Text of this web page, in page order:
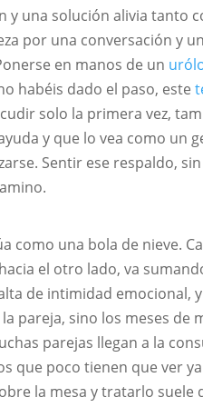
y una solución alivia tanto
por una conversación y
en manos de un
habéis dado el paso, este
solo la primera vez,
y que lo vea como un
Sentir ese respaldo,
como una bola de nieve.
el otro lado, va
de intimidad emocional,
pareja, sino los meses de
parejas llegan a la
que poco tienen que ver
la mesa y tratarlo